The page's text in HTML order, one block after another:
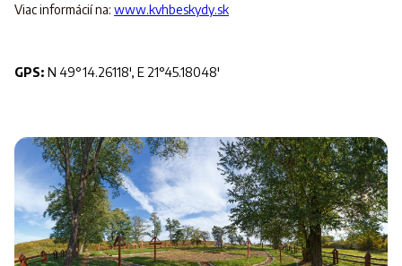
Viac informácií na: www.kvhbeskydy.sk
GPS: N 49°14.26118', E 21°45.18048'